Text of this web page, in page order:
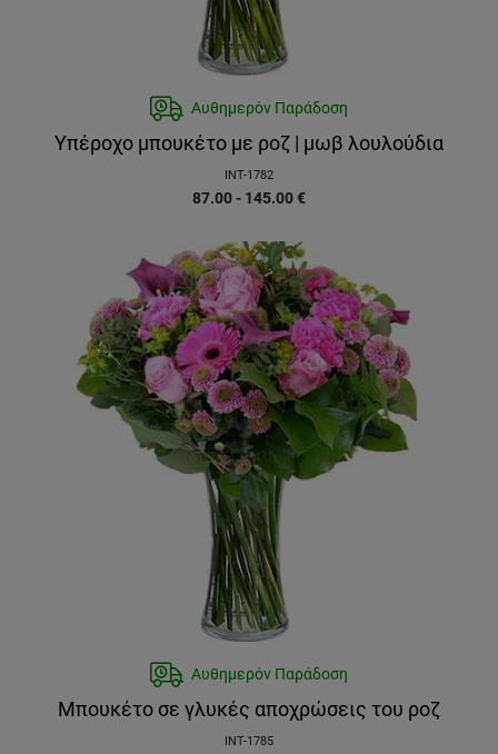
Αυθημερόν Παράδοση
Υπέροχο μπουκέτο με ροζ | μωβ λουλούδια
INT-1782
87.00 - 145.00€
Αυθημερόν Παράδοση
Μπουκέτο σε γλυκές αποχρώσεις του ροζ
INT-1785